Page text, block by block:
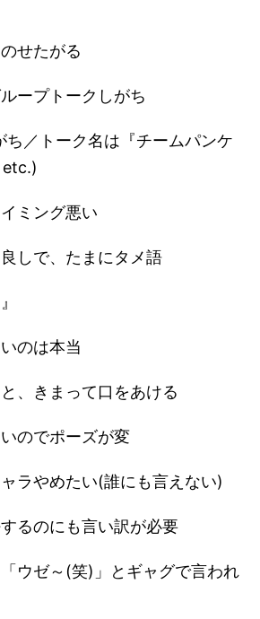
せたがる
ープトークしがち
／トーク名は『チームパンケ
etc.)
ミング悪い
しで、たまにタメ語
のは本当
、きまって口をあける
のでポーズが変
ラやめたい(誰にも言えない)
るのにも言い訳が必要
ウゼ～(笑)」とギャグで言われ